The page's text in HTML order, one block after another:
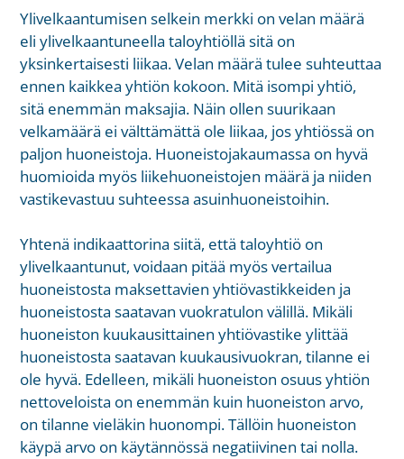
Ylivelkaantumisen selkein merkki on velan määrä
eli ylivelkaantuneella taloyhtiöllä sitä on
yksinkertaisesti liikaa. Velan määrä tulee suhteuttaa
ennen kaikkea yhtiön kokoon. Mitä isompi yhtiö,
sitä enemmän maksajia. Näin ollen suurikaan
velkamäärä ei välttämättä ole liikaa, jos yhtiössä on
paljon huoneistoja. Huoneistojakaumassa on hyvä
huomioida myös liikehuoneistojen määrä ja niiden
vastikevastuu suhteessa asuinhuoneistoihin.
Yhtenä indikaattorina siitä, että taloyhtiö on
ylivelkaantunut, voidaan pitää myös vertailua
huoneistosta maksettavien yhtiövastikkeiden ja
huoneistosta saatavan vuokratulon välillä. Mikäli
huoneiston kuukausittainen yhtiövastike ylittää
huoneistosta saatavan kuukausivuokran, tilanne ei
ole hyvä. Edelleen, mikäli huoneiston osuus yhtiön
nettoveloista on enemmän kuin huoneiston arvo,
on tilanne vieläkin huonompi. Tällöin huoneiston
käypä arvo on käytännössä negatiivinen tai nolla.